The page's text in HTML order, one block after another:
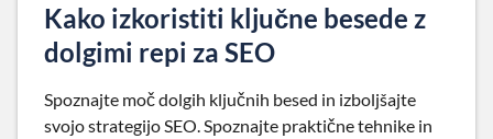
Kako izkoristiti ključne besede z
dolgimi repi za SEO
Spoznajte moč dolgih ključnih besed in izboljšajte
svojo strategijo SEO. Spoznajte praktične tehnike in